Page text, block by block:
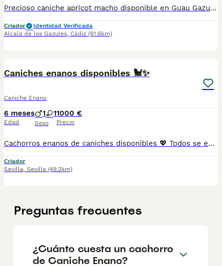
Precioso caniche apricot macho disponible en Guau Gazul. Ubicado en Alcalá de los Gazules, Cádiz. También hacemos envíos. Para más información contacta con nosotros
Criador
Identidad Verificada
Alcalá de los Gazules, Cádiz (61.6km)
Caniches enanos disponibles 🐩✨
Caniche Enano
6 meses
Edad
1 1
Sexo
1000 €
Precio
Cachorros enanos de caniches disponibles 💖 Todos se entregan con: 🧾 Cartilla veterinaria 🩺 Vacunaciones y desparasitaciones al día 📄 Contrato de garantía 🚚 Envíos a toda España, 💳 Pago a la entrega, contra reembolso 📞 621 31 88 32 📹 Vídeos y más información por WhatsApp 🌐 MUNDOCHIHUAHUA.ES Entra en nuestra pagina web y echa un vistazo a los cachorritos disponibles!
Criador
Sevilla, Sevilla (49.2km)
Preguntas frecuentes
¿Cuánto cuesta un cachorro
de Caniche Enano?